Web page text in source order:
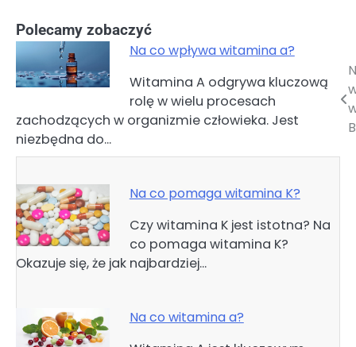
Polecamy zobaczyć
Na co wpływa witamina a?
Witamina A odgrywa kluczową
rolę w wielu procesach
zachodzących w organizmie człowieka. Jest
niezbędna do…
Na co pomaga witamina K?
Czy witamina K jest istotna? Na
co pomaga witamina K?
Okazuje się, że jak najbardziej…
Na co witamina a?
Nawigacja